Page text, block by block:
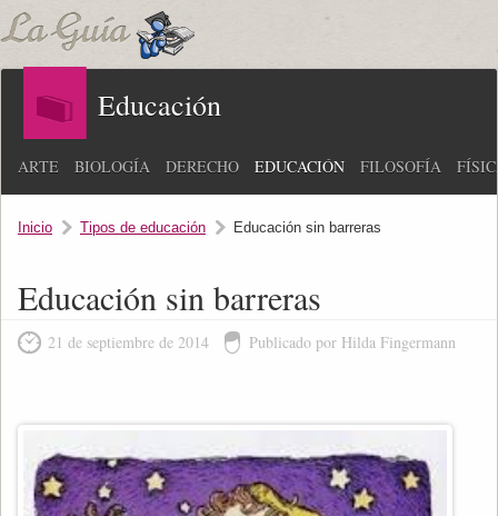
Educación
ARTE BIOLOGÍA DERECHO EDUCACIÓN FILOSOFÍA
Inicio Tipos de educación Educación sin barreras
Educación sin barreras
21 de septiembre de 2014 Publicado por Hilda Fingermann